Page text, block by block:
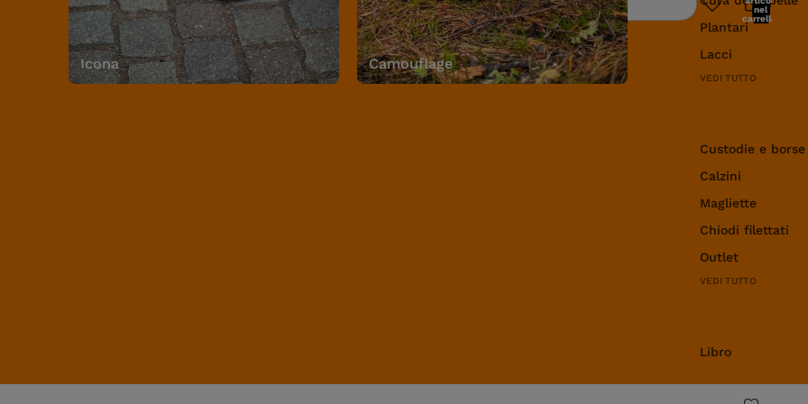
Icona Camouflage
Plantari
Lacci
VEDI TUTTO
Custodie e
Calzini
Magliette
Chiodi filettati
Outlet
VEDI TUTTO
Libro
Ricerca
nel
carrello: